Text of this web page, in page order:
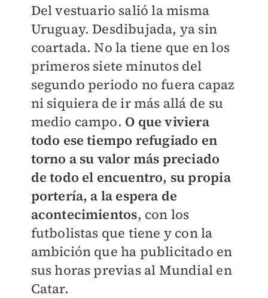
Del vestuario salió la misma
Uruguay. Desdibujada, ya sin
coartada. No la tiene que en los
primeros siete minutos del
segundo periodo no fuera capaz
ni siquiera de ir más allá de su
medio campo. O que viviera
todo ese tiempo refugiado en
torno a su valor más preciado
de todo el encuentro, su propia
portería, a la espera de
acontecimientos, con los
futbolistas que tiene y con la
ambición que ha publicitado en
sus horas previas al Mundial en
Catar.